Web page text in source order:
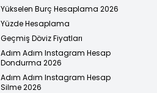
Yükselen Burç Hesaplama 2026
Yüzde Hesaplama
Geçmiş Döviz Fiyatları
Adım Adım Instagram Hesap
Dondurma 2026
Adım Adım Instagram Hesap
Silme 2026